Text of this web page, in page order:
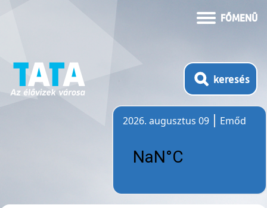
FŐMENÜ
keresés
2026. augusztus 09
Emőd